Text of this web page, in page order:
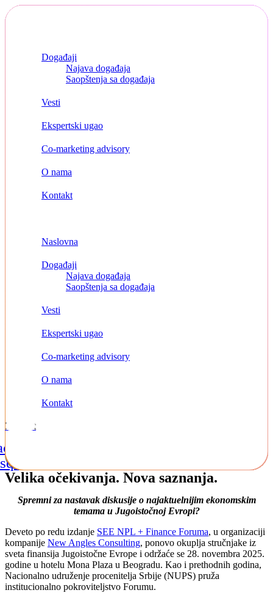
Skip
to
Događaji
Najava događaja
Saopštenja sa događaja
Vesti
Ekspertski ugao
Co-marketing advisory
O nama
Kontakt
Naslovna
Događaji
Najava događaja
Saopštenja sa događaja
Vesti
Ekspertski ugao
Co-marketing advisory
O nama
Kontakt
Kontakt
square
Velika očekivanja. Nova saznanja.
Spremni za nastavak diskusije o najaktuelnijim ekonomskim
temama u Jugoistočnoj Evropi?
Deveto po redu izdanje SEE NPL + Finance Foruma, u organizaciji
kompanije New Angles Consulting, ponovo okuplja stručnjake iz
sveta finansija Jugoistočne Evrope i održaće se 28. novembra 2025.
godine u hotelu Mona Plaza u Beogradu. Kao i prethodnih godina,
Nacionalno udruženje procenitelja Srbije (NUPS) pruža
institucionalno pokroviteljstvo Forumu.